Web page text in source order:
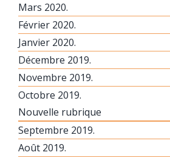
Mars 2020.
Février 2020.
Janvier 2020.
Décembre 2019.
Novembre 2019.
Octobre 2019.
Nouvelle rubrique
Septembre 2019.
Août 2019.